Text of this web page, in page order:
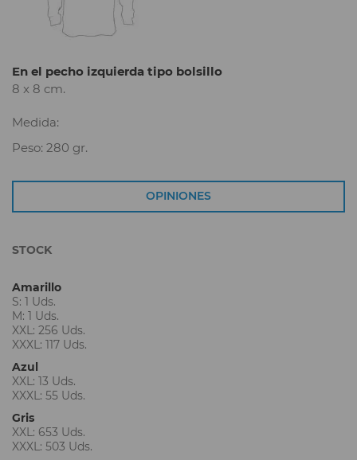
En el pecho izquierda tipo bolsillo
8 x 8 cm.
Medida:
Peso: 280 gr.
OPINIONES
STOCK
Amarillo
S: 1 Uds.
M: 1 Uds.
XXL: 256 Uds.
XXXL: 117 Uds.
Azul
XXL: 13 Uds.
XXXL: 55 Uds.
Gris
XXL: 653 Uds.
XXXL: 503 Uds.